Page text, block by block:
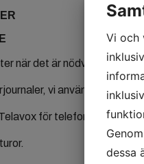
när det är nödvändigt:
vi använder
för telefoni- och
Vi och
dessa